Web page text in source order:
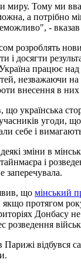
миру. Тому ми
а потрібно
-
розроблять
і досягти
працює
незважаючи
внесення в них
що українська
угоди, що
себе і
зміни в
і
заперечувала.
що мінський
якщо протягом
Донбасу
розведення
відбувся